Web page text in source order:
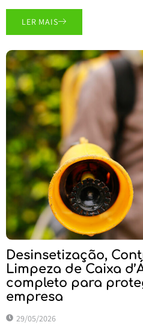
LER MAIS
Desinsetização,
Limpeza de Caixa
completo para
empresa
29/05/2026